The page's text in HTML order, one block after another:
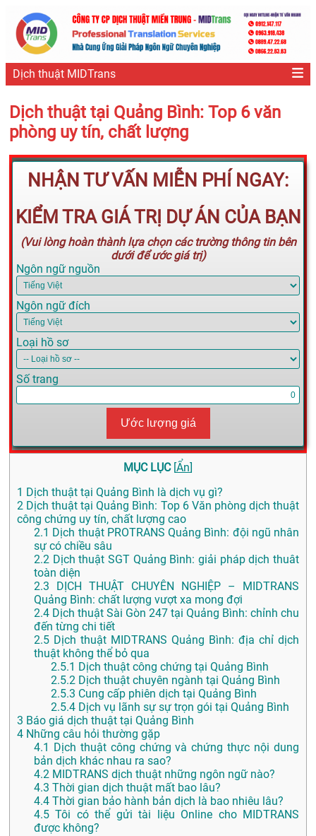
Dịch thuật MIDTrans
Dịch thuật tại Quảng Bình: Top 6 văn
phòng uy tín, chất lượng
NHẬN TƯ VẤN MIỄN PHÍ NGAY:
KIỂM TRA GIÁ TRỊ DỰ ÁN CỦA BẠN
(Vui lòng hoàn thành lựa chọn các trường thông tin bên
dưới để ước giá trị)
Ngôn ngữ nguồn
Ngôn ngữ đích
Loại hồ sơ
Số trang
Ước lượng giá
MỤC LỤC [Ẩn]
1 Dịch thuật tại Quảng Bình là dịch vụ gì?
2 Dịch thuật tại Quảng Bình: Top 6 Văn phòng dịch thuật
công chứng uy tín, chất lượng cao
2.1 Dịch thuật PROTRANS Quảng Bình: đội ngũ nhân
sự có chiều sâu
2.2 Dịch thuật SGT Quảng Bình: giải pháp dịch thuât
toàn diện
2.3 DỊCH THUẬT CHUYÊN NGHIỆP – MIDTRANS
Quảng Bình: chất lượng vượt xa mong đợi
2.4 Dịch thuật Sài Gòn 247 tại Quảng Bình: chỉnh chu
đến từng chi tiết
2.5 Dịch thuật MIDTRANS Quảng Bình: địa chỉ dịch
thuật không thể bỏ qua
2.5.1 Dịch thuật công chứng tại Quảng Bình
2.5.2 Dịch thuật chuyên ngành tại Quảng Bình
2.5.3 Cung cấp phiên dịch tại Quảng Bình
2.5.4 Dịch vụ lãnh sự sự trọn gói tại Quảng Bình
3 Báo giá dịch thuật tại Quảng Bình
4 Những câu hỏi thường gặp
4.1
Dịch thuật công chứng và chứng thực nội dung
bản dịch khác nhau ra sao?
4.2 MIDTRANS dịch thuật những ngôn ngữ nào?
4.3 Thời gian dịch thuật mất bao lâu?
4.4 Thời gian bảo hành bản dịch là bao nhiêu lâu?
4.5 Tôi có thể gửi tài liệu Online cho MIDTRANS
được không?